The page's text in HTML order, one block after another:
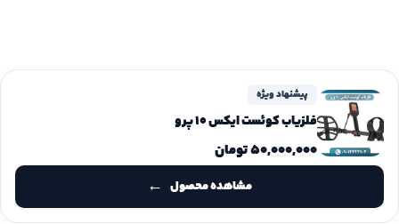
پیشنهاد ویژه
فلزیاب کوئست ایکس 10 پرو
۵۰,۰۰۰,۰۰۰تومان
مشاهده محصول